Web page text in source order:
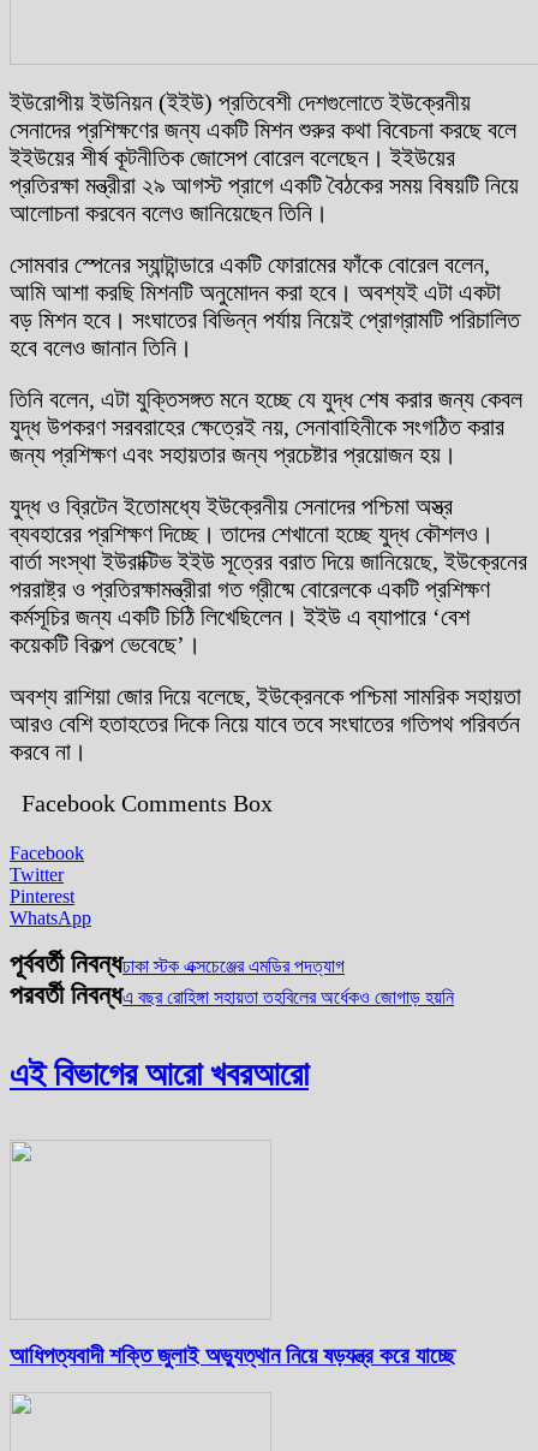
ইউরোপীয় ইউনিয়ন (ইইউ) প্রতিবেশী দেশগুলোতে ইউক্রেনীয়
সেনাদের প্রশিক্ষণের জন্য একটি মিশন শুরুর কথা বিবেচনা করছে বলে
ইইউয়ের শীর্ষ কূটনীতিক জোসেপ বোরেল বলেছেন। ইইউয়ের
প্রতিরক্ষা মন্ত্রীরা ২৯ আগস্ট প্রাগে একটি বৈঠকের সময় বিষয়টি নিয়ে
আলোচনা করবেন বলেও জানিয়েছেন তিনি।
সোমবার স্পেনের স্যান্টান্ডারে একটি ফোরামের ফাঁকে বোরেল বলেন,
আমি আশা করছি মিশনটি অনুমোদন করা হবে। অবশ্যই এটা একটা
বড় মিশন হবে। সংঘাতের বিভিন্ন পর্যায় নিয়েই প্রোগ্রামটি পরিচালিত
হবে বলেও জানান তিনি।
তিনি বলেন, এটা যুক্তিসঙ্গত মনে হচ্ছে যে যুদ্ধ শেষ করার জন্য কেবল
যুদ্ধ উপকরণ সরবরাহের ক্ষেত্রেই নয়, সেনাবাহিনীকে সংগঠিত করার
জন্য প্রশিক্ষণ এবং সহায়তার জন্য প্রচেষ্টার প্রয়োজন হয়।
যুদ্ধ ও ব্রিটেন ইতোমধ্যে ইউক্রেনীয় সেনাদের পশ্চিমা অস্ত্র
ব্যবহারের প্রশিক্ষণ দিচ্ছে। তাদের শেখানো হচ্ছে যুদ্ধ কৌশলও।
বার্তা সংস্থা ইউরাক্টিভ ইইউ সূত্রের বরাত দিয়ে জানিয়েছে, ইউক্রেনের
পররাষ্ট্র ও প্রতিরক্ষামন্ত্রীরা গত গ্রীষ্মে বোরেলকে একটি প্রশিক্ষণ
কর্মসূচির জন্য একটি চিঠি লিখেছিলেন। ইইউ এ ব্যাপারে ‘বেশ
কয়েকটি বিকল্প ভেবেছে’।
অবশ্য রাশিয়া জোর দিয়ে বলেছে, ইউক্রেনকে পশ্চিমা সামরিক সহায়তা
আরও বেশি হতাহতের দিকে নিয়ে যাবে তবে সংঘাতের গতিপথ পরিবর্তন
করবে না।
Facebook Comments Box
Facebook
Twitter
Pinterest
WhatsApp
পূর্ববর্তী নিবন্ধঢাকা স্টক এক্সচেঞ্জের এমডির পদত্যাগ
পরবর্তী নিবন্ধএ বছর রোহিঙ্গা সহায়তা তহবিলের অর্ধেকও জোগাড় হয়নি
এই বিভাগের আরো খবরআরো
আধিপত্যবাদী শক্তি জুলাই অভ্যুত্থান নিয়ে ষড়যন্ত্র করে যাচ্ছে